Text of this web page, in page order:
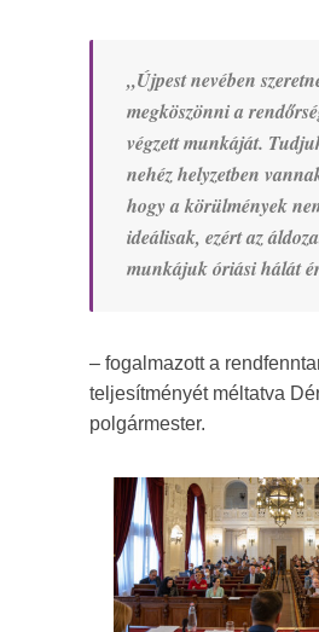
„Újpest nevében
megköszönni a
végzett munkáját.
nehéz helyzetben
hogy a körülmények
ideálisak, ezért az
munkájuk óriási hálát
– fogalmazott a
teljesítményét méltatva
polgármester.